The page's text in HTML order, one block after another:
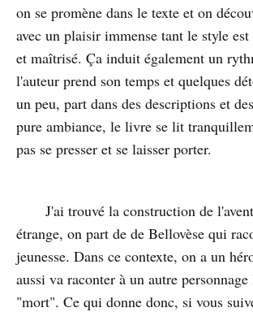
on se promène dans le texte et on
avec un plaisir immense tant le style
et maîtrisé. Ça induit également un
l'auteur prend son temps et quelques
un peu, part dans des descriptions et
pure ambiance, le livre se lit
pas se presser et se laisser porter.
J'ai trouvé la construction de
étrange, on part de de Bellovèse qui
jeunesse. Dans ce contexte, on a un
aussi va raconter à un autre
"mort". Ce qui donne donc, si vous